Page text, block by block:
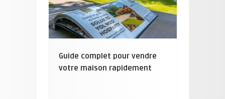
Guide complet pour vendre
votre maison rapidement